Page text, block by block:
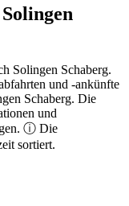
Solingen Schaberg.
und -ankünfte
Schaberg. Die
und
ⓘ Die
sortiert.